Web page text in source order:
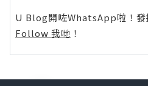
U Blog開咗WhatsApp啦！發
Follow 我哋 ！